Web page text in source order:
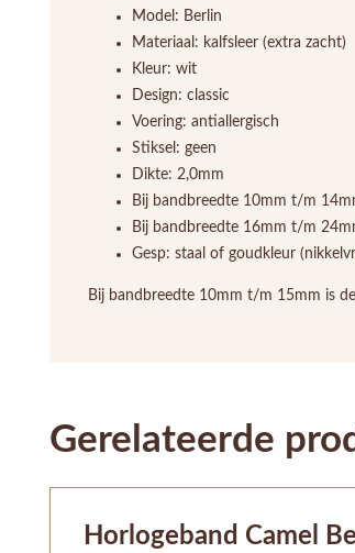
Model: Berlin
Materiaal: kalfsleer (extra zacht)
Kleur: wit
Design: classic
Voering: antiallergisch
Stiksel: geen
Dikte: 2,0mm
Bij bandbreedte 10mm t/m
Bij bandbreedte 16mm t/m
Gesp: staal of goudkleur
Bij bandbreedte 10mm t/m 15mm is
Gerelateerde
Horlogeband Camel